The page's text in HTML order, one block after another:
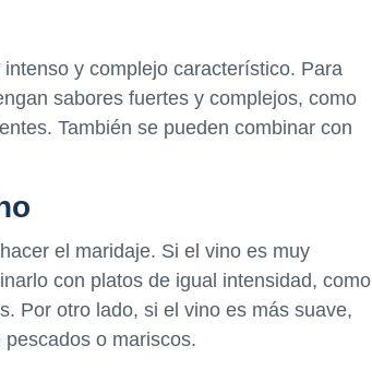
y complejo característico. Para
sabores fuertes y complejos, como
También se pueden combinar con
el maridaje. Si el vino es muy
con platos de igual intensidad, como
Por otro lado, si el vino es más suave,
o mariscos.